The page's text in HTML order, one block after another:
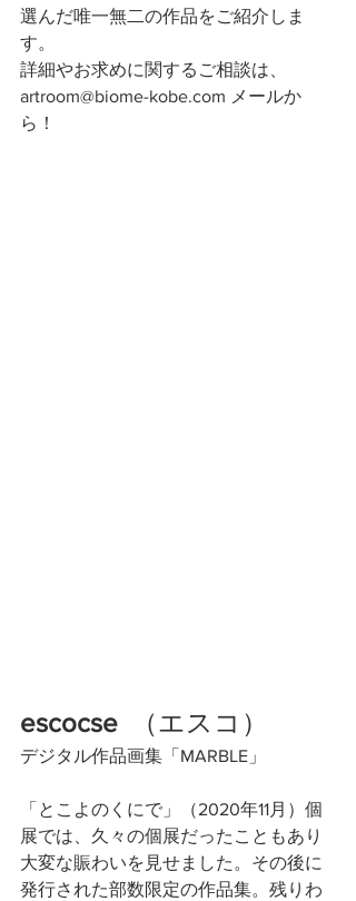
選んだ唯一無二の作品をご紹介しま
す。
詳細やお求めに関するご相談は、
artroom@biome-kobe.com メールか
ら！
escocse
  （エスコ）
デジタル作品画集「MARBLE」
「とこよのくにで」（2020年11月）個
展では、久々の個展だったこともあり
大変な賑わいを見せました。その後に
発行された部数限定の作品集。残りわ